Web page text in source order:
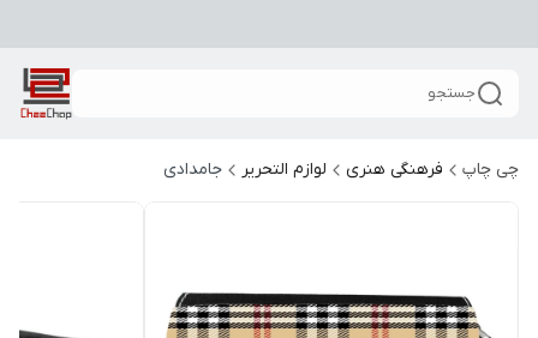
جستجو
چی چاپ فرهنگی هنری لوازم التحریر جامدادی